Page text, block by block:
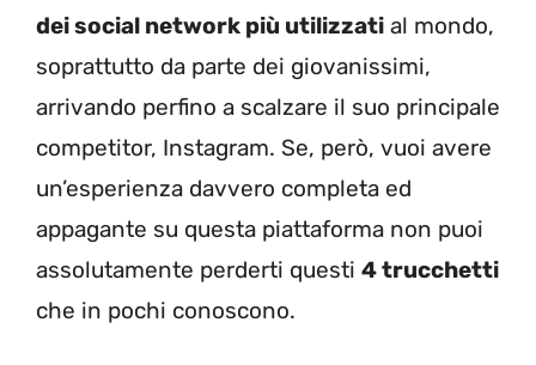
dei social network più utilizzati al mondo,
soprattutto da parte dei giovanissimi,
arrivando perfino a scalzare il suo principale
competitor, Instagram. Se, però, vuoi avere
un’esperienza davvero completa ed
appagante su questa piattaforma non puoi
assolutamente perderti questi 4 trucchetti
che in pochi conoscono.